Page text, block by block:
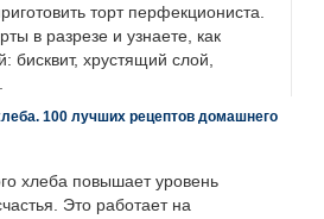
торт перфекциониста.
в разрезе и узнаете, как
бисквит, хрустящий слой,
100 лучших рецептов домашнего
хлеба повышает уровень
Это работает на